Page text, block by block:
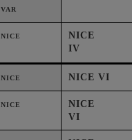
VAR
NICE
NICE
IV
NICE NICE VI
NICE
NICE
VI